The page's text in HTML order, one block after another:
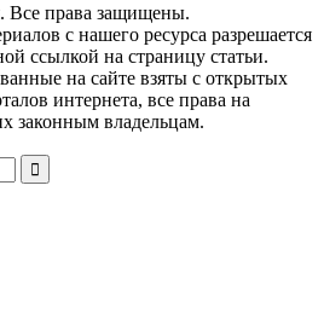
Все права защищены.
с нашего ресурса разрешается
ссылкой на страницу статьи.
на сайте взяты с открытых
интернета, все права на
законным владельцам.